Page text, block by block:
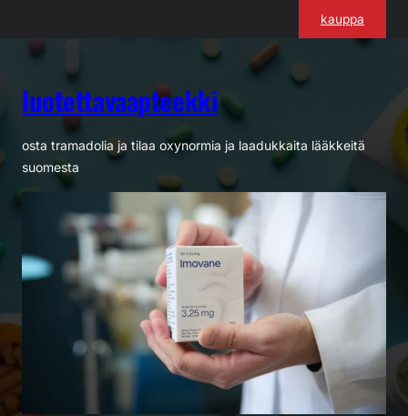
kauppa
luotettavaapteekki
osta tramadolia ja tilaa oxynormia ja laadukkaita lääkkeitä
suomesta